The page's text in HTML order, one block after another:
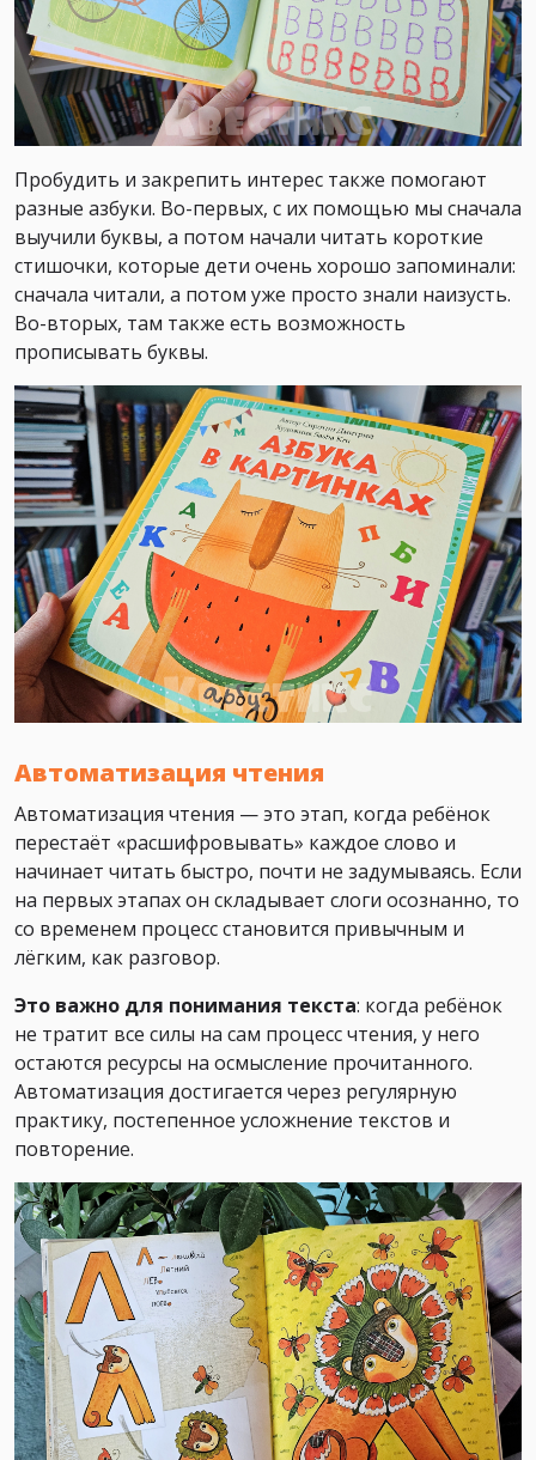
Пробудить и закрепить интерес также помогают
разные азбуки. Во-первых, с их помощью мы сначала
выучили буквы, а потом начали читать короткие
стишочки, которые дети очень хорошо запоминали:
сначала читали, а потом уже просто знали наизусть.
Во-вторых, там также есть возможность
прописывать буквы.
Автоматизация чтения
Автоматизация чтения — это этап, когда ребёнок
перестаёт «расшифровывать» каждое слово и
начинает читать быстро, почти не задумываясь. Если
на первых этапах он складывает слоги осознанно, то
со временем процесс становится привычным и
лёгким, как разговор.
Это важно для понимания текста: когда ребёнок
не тратит все силы на сам процесс чтения, у него
остаются ресурсы на осмысление прочитанного.
Автоматизация достигается через регулярную
практику, постепенное усложнение текстов и
повторение.